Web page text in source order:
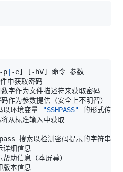
-p -e] [ -hV]
环境变量
"SSHPASS"